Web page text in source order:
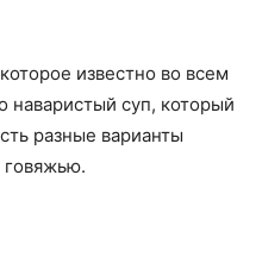
известно во всем
наваристый суп, который
разные варианты
говяжью.